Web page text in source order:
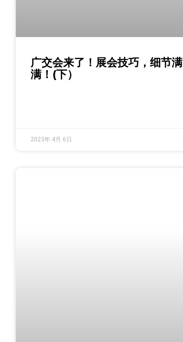
广交会来了！展会技巧，细节满
满！(下）
2023年 4月 6日